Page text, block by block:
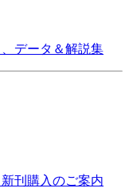
データ＆解説集
刊購入のご案内